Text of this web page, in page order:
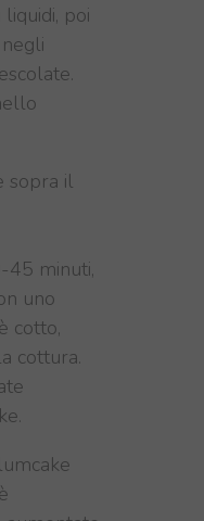
poi
sopra il
45 minuti,
uno
cotto,
cottura.